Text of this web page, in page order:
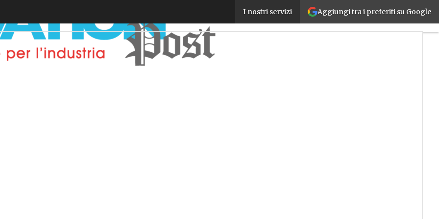
Aggiungi tra i preferiti su Google
I nostri servizi
Editoria, Digital360 acquisisce Business